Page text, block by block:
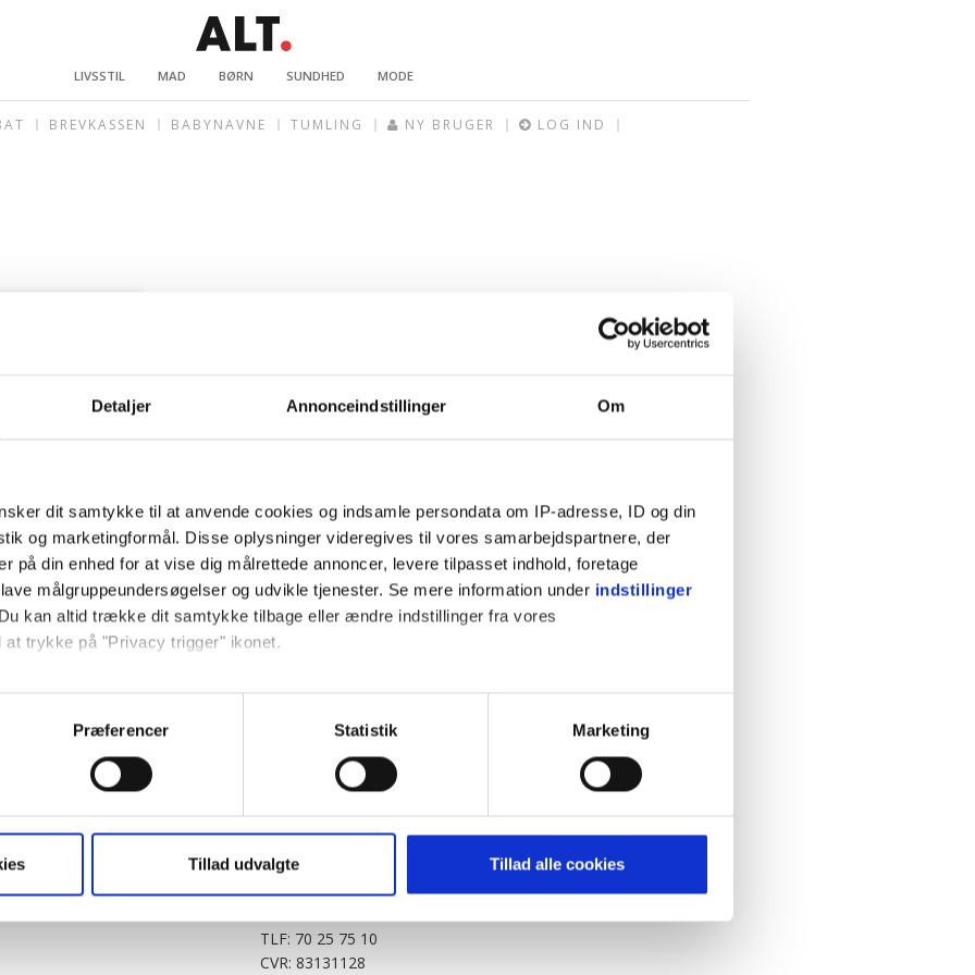
Detaljer Annonceindstillinger Om
dit samtykke til at anvende cookies og indsamle persondata om IP-adresse, ID og din
og marketingformål. Disse oplysninger videregives til vores samarbejdspartnere, der
på din enhed for at vise dig målrettede annoncer, levere tilpasset indhold, foretage
målgruppeundersøgelser og udvikle tjenester. Se mere information under indstillinger
kan altid trække dit samtykke tilbage eller ændre indstillinger fra vores
at trykke på "Privacy trigger" ikonet.
gerne:
om din placering, der kan være nøjagtig inden for få meter
baseret på en scanning af dens unikke karakteristika (fingerprinting)
må bruge egne cookies og cookies fra tredjeparter til at optimere dit besøg på vores
generere statistik og huske dine præferencer samt til brug for markedsføring, så vi
tilbage. Du skal være opmærksom på, at vores hjemmeside muligvis ikke fungerer
cookies eller tilbagetrækker et samtykke. Du kan læse mere om vores brug af cookies
Præferencer Statistik Marketing
Tillad udvalgte Tillad alle cookies
LIVSSTIL MAD BØRN SUNDHED MODE
BREVKASSEN BABYNAVNE TUMLING NY BRUGER LOG IND
KitchenOne.dk
Jollyroom.dk
Outnorth.dk
Klikk.no
Alt.dk
Realityportalen.dk
Cookiepolitik
Privatlivspolitik
BABY.DK
Story House Egmont A/S
Strødamvej 46
TLF: 70 25 75 10
CVR: 83131128